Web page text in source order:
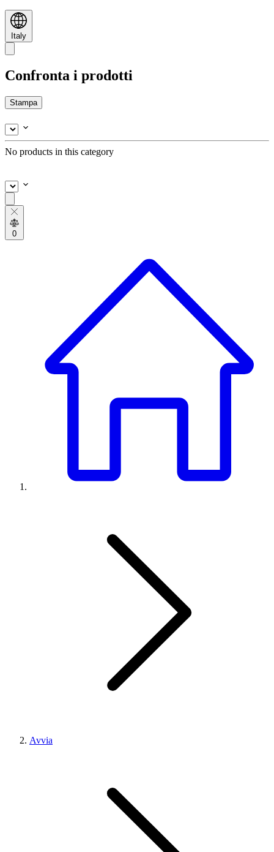
Italy
Confronta i prodotti
Stampa
No products in this category
0
Avvia